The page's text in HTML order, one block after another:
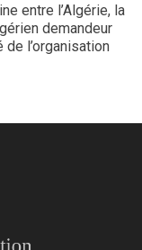
entre l’Algérie, la
demandeur
l’organisation